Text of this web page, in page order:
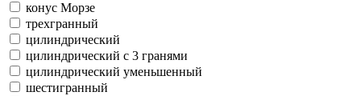
конус Морзе
трехгранный
цилиндрический
цилиндрический с 3 гранями
цилиндрический уменьшенный
шестигранный